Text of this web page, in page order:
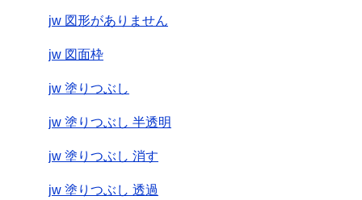
jw 図形がありません
jw 図面枠
jw 塗りつぶし
jw 塗りつぶし 半透明
jw 塗りつぶし 消す
jw 塗りつぶし 透過